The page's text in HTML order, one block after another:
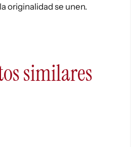
originalidad se unen.
similares